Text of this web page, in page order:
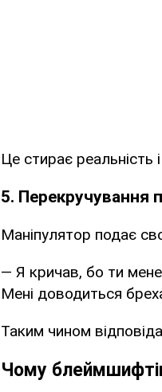
Це стирає реальність
5. Перекручування
Маніпулятор подає
— Я кричав, бо ти
Мені доводиться
Таким чином
Чому